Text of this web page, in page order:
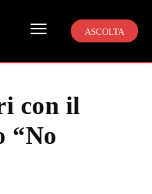
ASCOLTA
con il
“No